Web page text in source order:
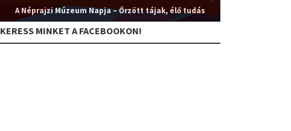
A Néprajzi Múzeum Napja – Őrzött tájak, élő tudás
KERESS MINKET A FACEBOOKON!